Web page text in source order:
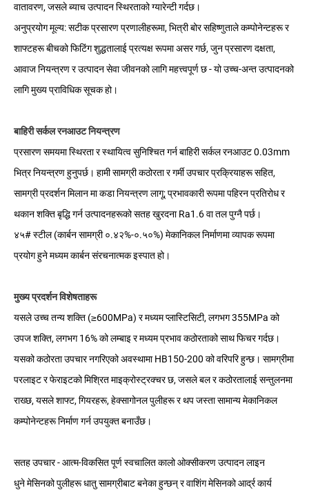
वातावरण, जसले ब्याच उत्पादन स्थिरताको ग्यारेन्टी गर्दछ।
अनुप्रयोग मूल्य: सटीक प्रसारण प्रणालीहरूमा, भित्री बोर सहिष्णुताले कम्पोनेन्टहरू र
शाफ्टहरू बीचको फिटिंग शुद्धतालाई प्रत्यक्ष रूपमा असर गर्छ, जुन प्रसारण दक्षता,
आवाज नियन्त्रण र उत्पादन सेवा जीवनको लागि महत्त्वपूर्ण छ - यो उच्च-अन्त उत्पादनको
लागि मुख्य प्राविधिक सूचक हो।
बाहिरी सर्कल रनआउट नियन्त्रण
प्रसारण समयमा स्थिरता र स्थायित्व सुनिश्चित गर्न बाहिरी सर्कल रनआउट 0.03mm
भित्र नियन्त्रण हुनुपर्छ। हामी सामग्री कठोरता र गर्मी उपचार प्रक्रियाहरू सहित,
सामग्री प्रदर्शन मिलान मा कडा नियन्त्रण लागू; प्रभावकारी रूपमा पहिरन प्रतिरोध र
थकान शक्ति बृद्धि गर्न उत्पादनहरूको सतह खुरदना Ra1.6 वा तल पुग्नै पर्छ।
४५# स्टील (कार्बन सामग्री ०.४२%-०.५०%) मेकानिकल निर्माणमा व्यापक रूपमा
प्रयोग हुने मध्यम कार्बन संरचनात्मक इस्पात हो।
मुख्य प्रदर्शन विशेषताहरू
यसले उच्च तन्य शक्ति (≥600MPa) र मध्यम प्लास्टिसिटी, लगभग 355MPa को
उपज शक्ति, लगभग 16% को लम्बाइ र मध्यम प्रभाव कठोरताको साथ फिचर गर्दछ।
यसको कठोरता उपचार नगरिएको अवस्थामा HB150-200 को वरिपरि हुन्छ। सामग्रीमा
परलाइट र फेराइटको मिश्रित माइक्रोस्ट्रक्चर छ, जसले बल र कठोरतालाई सन्तुलनमा
राख्छ, यसले शाफ्ट, गियरहरू, हेक्सागोनल पुलीहरू र थप जस्ता सामान्य मेकानिकल
कम्पोनेन्टहरू निर्माण गर्न उपयुक्त बनाउँछ।
सतह उपचार - आत्म-विकसित पूर्ण स्वचालित कालो ओक्सीकरण उत्पादन लाइन
धुने मेसिनको पुलीहरू धातु सामग्रीबाट बनेका हुन्छन् र वाशिंग मेसिनको आर्द्र कार्य